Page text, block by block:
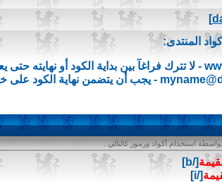
المنتدى:
- لا تترك فراغآ بين بداية الكود أو نهايته
- يجب أن يتضمن نهاية الكود
استخدام أكواد ورموز كالتالي .
[/b]
[/i]